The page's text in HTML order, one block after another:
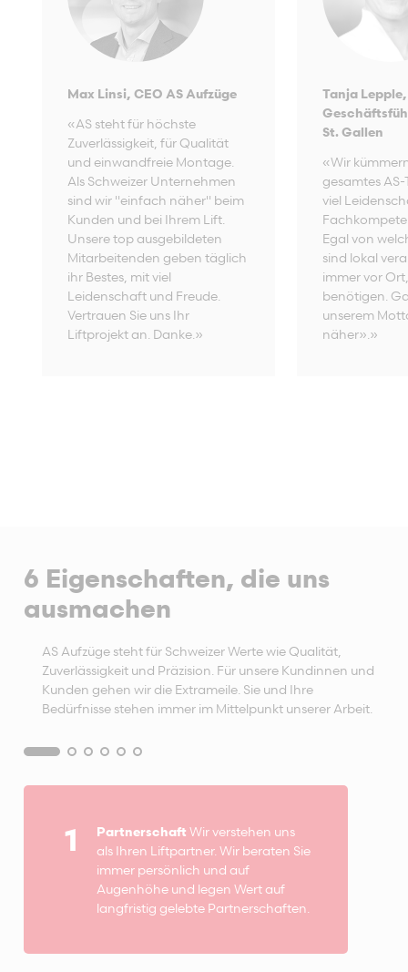
Max Linsi, CEO AS Aufzüge
«AS steht für höchste
Zuverlässigkeit, für Qualität
und einwandfreie Montage.
Als Schweizer Unternehmen
sind wir "einfach näher" beim
Kunden und bei Ihrem Lift.
Unsere top ausgebildeten
Mitarbeitenden geben täglich
ihr Bestes, mit viel
Leidenschaft und Freude.
Vertrauen Sie uns Ihr
Liftprojekt an. Danke.»
Tanja Lepple,
St. Gallen
«Wir
gesamtes
viel
Egal von
sind lokal
immer vor
benötigen.
unserem
näher».»
6 Eigenschaften, die uns
ausmachen
AS Aufzüge steht für Schweizer Werte wie Qualität,
Zuverlässigkeit und Präzision. Für unsere Kundinnen und
Kunden gehen wir die Extrameile. Sie und Ihre
Bedürfnisse stehen immer im Mittelpunkt unserer Arbeit.
1 Partnerschaft Wir verstehen uns
als Ihren Liftpartner. Wir beraten Sie
immer persönlich und auf
Augenhöhe und legen Wert auf
langfristig gelebte Partnerschaften.